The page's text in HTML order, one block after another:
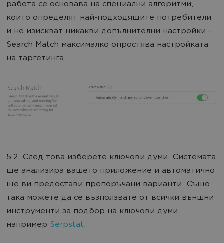
работа се основава на специални алгоритми,
които определят най-подходящите потребители
и не изискват никакви допълнителни настройки -
Search Match максималко опростява настройката
на таргетинга.
5.2. След това изберете ключови думи. Системата
ще анализира вашето приложение и автоматично
ще ви предостави препоръчани варианти. Също
така можете да се възползвате от всички външни
инструменти за подбор на ключови думи,
например Serpstat.